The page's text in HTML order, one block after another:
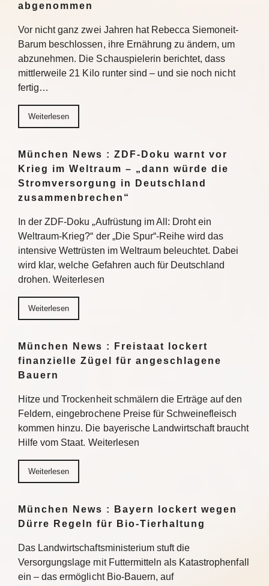
abgenommen
Vor nicht ganz zwei Jahren hat Rebecca Siemoneit-
Barum beschlossen, ihre Ernährung zu ändern, um
abzunehmen. Die Schauspielerin berichtet, dass
mittlerweile 21 Kilo runter sind – und sie noch nicht
fertig…
Weiterlesen
München News : ZDF-Doku warnt vor
Krieg im Weltraum – „dann würde die
Stromversorgung in Deutschland
zusammenbrechen“
In der ZDF-Doku „Aufrüstung im All: Droht ein
Weltraum-Krieg?“ der „Die Spur“-Reihe wird das
intensive Wettrüsten im Weltraum beleuchtet. Dabei
wird klar, welche Gefahren auch für Deutschland
drohen. Weiterlesen
Weiterlesen
München News : Freistaat lockert
finanzielle Zügel für angeschlagene
Bauern
Hitze und Trockenheit schmälern die Erträge auf den
Feldern, eingebrochene Preise für Schweinefleisch
kommen hinzu. Die bayerische Landwirtschaft braucht
Hilfe vom Staat. Weiterlesen
Weiterlesen
München News : Bayern lockert wegen
Dürre Regeln für Bio-Tierhaltung
Das Landwirtschaftsministerium stuft die
Versorgungslage mit Futtermitteln als Katastrophenfall
ein – das ermöglicht Bio-Bauern, auf